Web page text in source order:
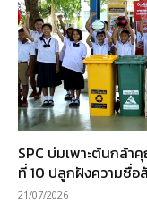
SPC บ่มเพาะต้นกล้
ที่ 10 ปลูกฝังความซื่อ
21/07/2026